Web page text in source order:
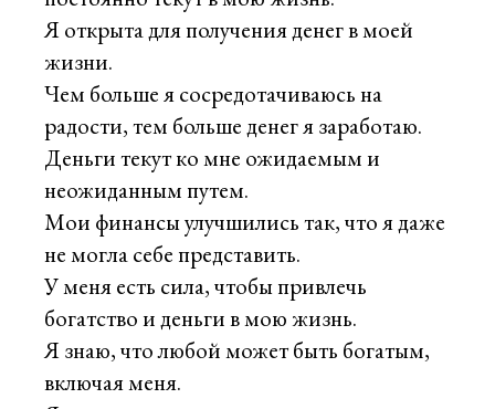
Я открыта для получения денег в моей
жизни.
Чем больше я сосредотачиваюсь на
радости, тем больше денег я заработаю.
Деньги текут ко мне ожидаемым и
неожиданным путем.
Мои финансы улучшились так, что я даже
не могла себе представить.
У меня есть сила, чтобы привлечь
богатство и деньги в мою жизнь.
Я знаю, что любой может быть богатым,
включая меня.